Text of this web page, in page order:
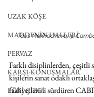
UZAK KÖŞE
MADDENİN HALLERİ
PERVAZ
KARŞI-KONUŞMALAR
EĞRİ ÇİZGİ
Taus Makhacheva, İp
Farklı disiplinlerden, çeşitli
kişilerin sanat odaklı
faaliyetlerini sürdüren